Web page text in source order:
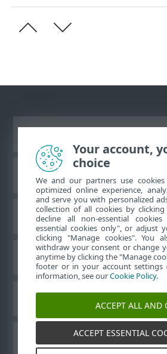
ESET
ESET Fórum
Regionális
Egyéb ESET-
Your account,
choice
We and our partners use
optimized online experience,
and serve you with personalized
collection of all cookies by
decline all non-essential
essential cookies only", or adjust
clicking "Manage cookies". You
withdraw your consent or change
anytime by clicking the "Manage
footer or in your account settings
information, see ourCookie Policy.
ACCEPT ALL AND
ACCEPT ESSENTIAL